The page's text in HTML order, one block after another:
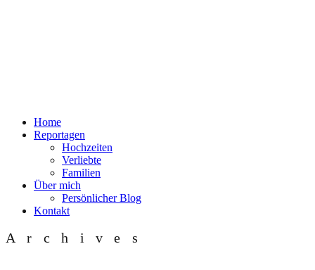
Home
Reportagen
Hochzeiten
Verliebte
Familien
Über mich
Persönlicher Blog
Kontakt
Archives